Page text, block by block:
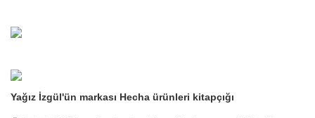
Yağız İzgül'ün markası Hecha ürünleri kitapçığı